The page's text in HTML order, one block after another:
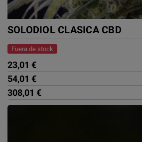
SOLODIOL CLASICA CBD
Fuera de stock
23,01 €
54,01 €
308,01 €